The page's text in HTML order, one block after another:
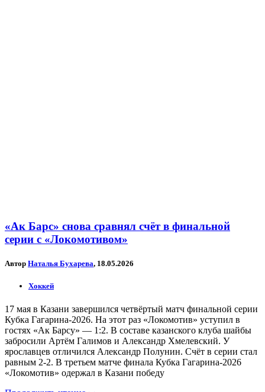
«Ак Барс» снова сравнял счёт в финальной
серии с «Локомотивом»
Автор Наталья Бухарева, 18.05.2026
Хоккей
17 мая в Казани завершился четвёртый матч финальной серии
Кубка Гагарина-2026. На этот раз «Локомотив» уступил в
гостях «Ак Барсу» — 1:2. В составе казанского клуба шайбы
забросили Артём Галимов и Александр Хмелевский. У
ярославцев отличился Александр Полунин. Счёт в серии стал
равным 2-2. В третьем матче финала Кубка Гагарина-2026
«Локомотив» одержал в Казани победу